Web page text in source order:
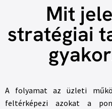
Mit
stratégiai
A folyamat az üzleti
feltérképezi azokat a